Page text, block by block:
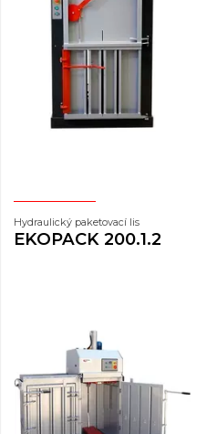
Hydraulický paketovací lis
EKOPACK 200.1.2